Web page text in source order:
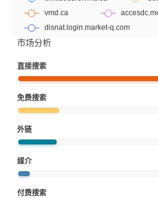
市场分析
直接搜索
免费搜索
外链
媒介
付费搜索